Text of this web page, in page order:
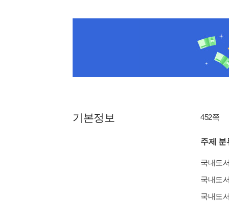
기본정보 452쪽
주제 분
국내도
국내도
국내도